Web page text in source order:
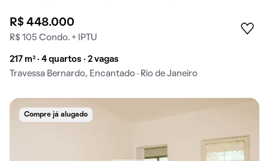
R$ 448.000
R$ 105 Condo. + IPTU
217 m² · 4 quartos · 2 vagas
Travessa Bernardo, Encantado · Rio de Janeiro
Compre já alugado